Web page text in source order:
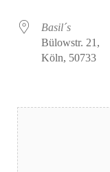
Basil´s
Bülowstr. 21,
Köln, 50733